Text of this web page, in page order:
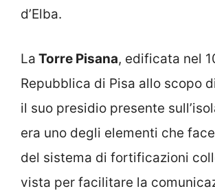
d’Elba.
La Torre Pisana, edificata nel
Repubblica di Pisa allo scopo
il suo presidio presente
era uno degli elementi che
del sistema di fortificazioni
vista per facilitare la